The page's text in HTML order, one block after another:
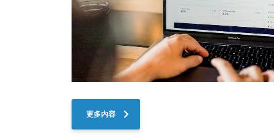
更多内容